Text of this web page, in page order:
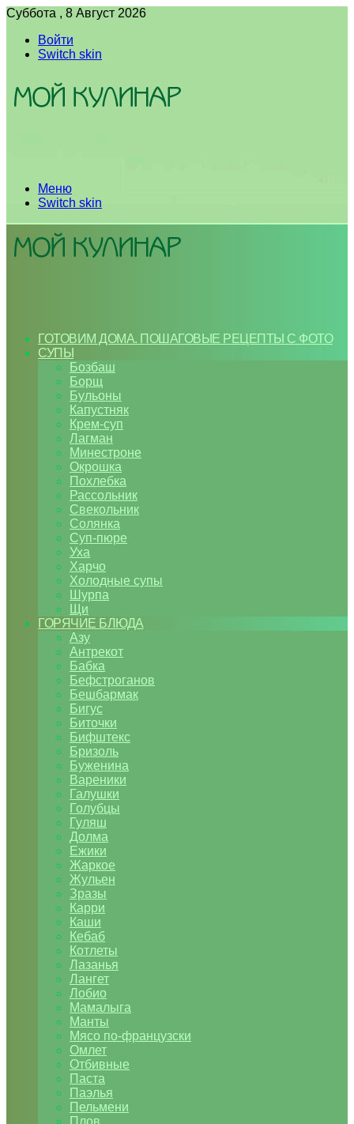
Суббота , 8 Август 2026
Войти
Switch skin
Меню
Switch skin
ГОТОВИМ ДОМА. ПОШАГОВЫЕ РЕЦЕПТЫ С ФОТО
СУПЫ
Бозбаш
Борщ
Бульоны
Капустняк
Крем-суп
Лагман
Минестроне
Окрошка
Похлебка
Рассольник
Свекольник
Солянка
Суп-пюре
Уха
Харчо
Холодные супы
Шурпа
Щи
ГОРЯЧИЕ БЛЮДА
Азу
Антрекот
Бабка
Бефстроганов
Бешбармак
Бигус
Биточки
Бифштекс
Бризоль
Буженина
Вареники
Галушки
Голубцы
Гуляш
Долма
Ежики
Жаркое
Жульен
Зразы
Карри
Каши
Кебаб
Котлеты
Лазанья
Лангет
Лобио
Мамалыга
Манты
Мясо по-французски
Омлет
Отбивные
Паста
Паэлья
Пельмени
Плов